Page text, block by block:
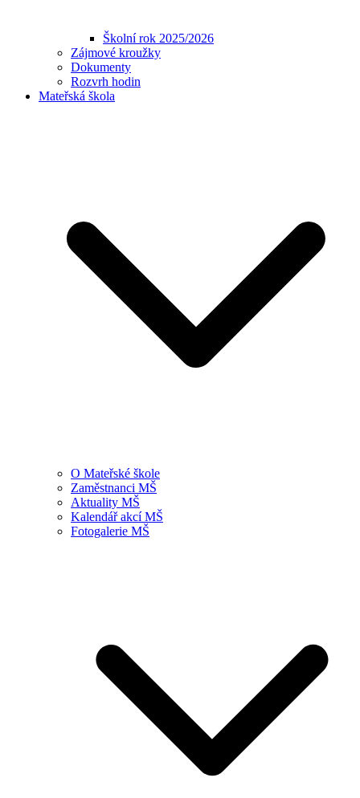
Školní rok 2025/2026
Zájmové kroužky
Dokumenty
Rozvrh hodin
Mateřská škola
O Mateřské škole
Zaměstnanci MŠ
Aktuality MŠ
Kalendář akcí MŠ
Fotogalerie MŠ